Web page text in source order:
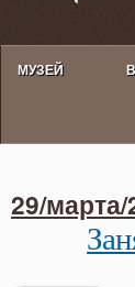
МУЗЕЙ
Activities
29/марта/